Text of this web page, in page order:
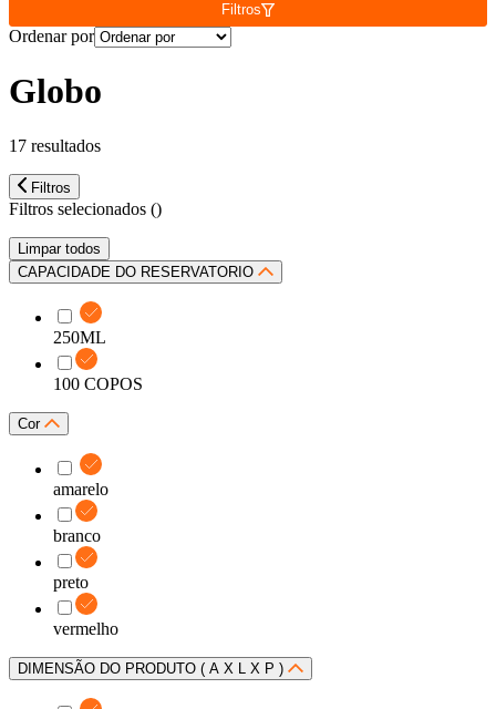
Filtros
Ordenar por
Globo
17 resultados
Filtros
Filtros selecionados ()
Limpar todos
CAPACIDADE DO RESERVATORIO
250ML
100 COPOS
Cor
amarelo
branco
preto
vermelho
DIMENSÃO DO PRODUTO ( A X L X P )